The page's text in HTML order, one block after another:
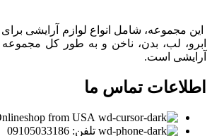
این مجموعه، شامل انواع لوازم آرایشی
ابرو، لب، بدن، ناخن و به طور کل مجموعه
آرایشی است.
اطلاعات تماس ما
from USA
تلفن: 09105033186